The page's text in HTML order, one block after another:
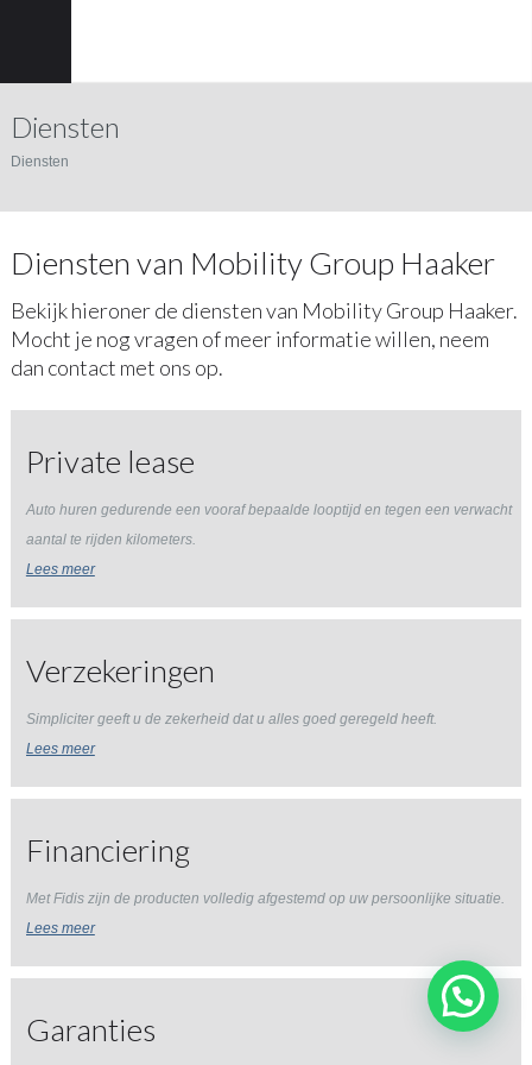
Diensten
Diensten
Diensten van Mobility Group Haaker
Bekijk hieroner de diensten van Mobility Group Haaker.
Mocht je nog vragen of meer informatie willen, neem
dan contact met ons op.
Private lease
Auto huren gedurende een vooraf bepaalde looptijd en tegen een verwacht
aantal te rijden kilometers.
Lees meer
Verzekeringen
Simpliciter geeft u de zekerheid dat u alles goed geregeld heeft.
Lees meer
Financiering
Met Fidis zijn de producten volledig afgestemd op uw persoonlijke situatie.
Lees meer
Garanties